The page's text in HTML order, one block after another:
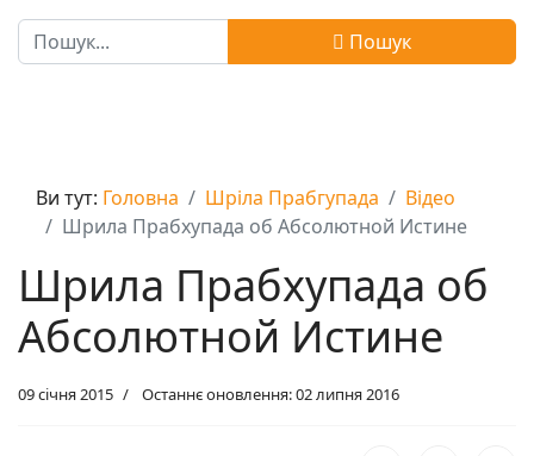
Пошук
Пошук
Ви тут: Головна Шріла Прабгупада
Відео
Шрила Прабхупада об Абсолютной Истине
Шрила Прабхупада об
Абсолютной Истине
09 січня 2015 Останнє оновлення: 02 липня 2016